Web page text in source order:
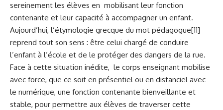
sereinement les élèves en mobilisant leur fonction
contenante et leur capacité à accompagner un enfant.
Aujourd’hui, l’étymologie grecque du mot pédagogue[11]
reprend tout son sens : être celui chargé de conduire
l’enfant à l’école et de le protéger des dangers de la rue.
Face à cette situation inédite, le corps enseignant mobilise
avec force, que ce soit en présentiel ou en distanciel avec
le numérique, une fonction contenante bienveillante et
stable, pour permettre aux élèves de traverser cette